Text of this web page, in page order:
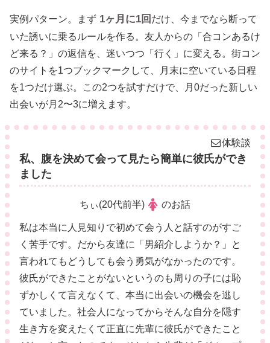
実例パターン。まず 1ヶ月に1回 だけ、今までなら断って
いた誘いに乗るルールを作る。友人からの「合コンあるけ
ど来る？」の返信を、迷いつつ「行く」に変える。街コン
のサイトを1つブックマークして、月末に空いている日程
を1つだけ選ぶ。この2つを試すだけで、月0だった新しい
出会いが月2〜3に増えます。
体験談
私、腹を決めて会って見たら簡単に彼氏ができ
ました
ちぃ(20代前半) のお話
私は本当に人見知りで初めて会う人と話すのがすご
く苦手です。だから友達に「男紹介しようか？」と
言われてもどうしても会う勇気がなかったのです。
彼氏ができたことがないというのも周りの子には恥
ずかしくて言えなくて、本当に出会いの機会を逃し
ていました。社会人になってからそんな自分を隠す
生き方を変えたくて正直に先輩に彼氏ができたこと